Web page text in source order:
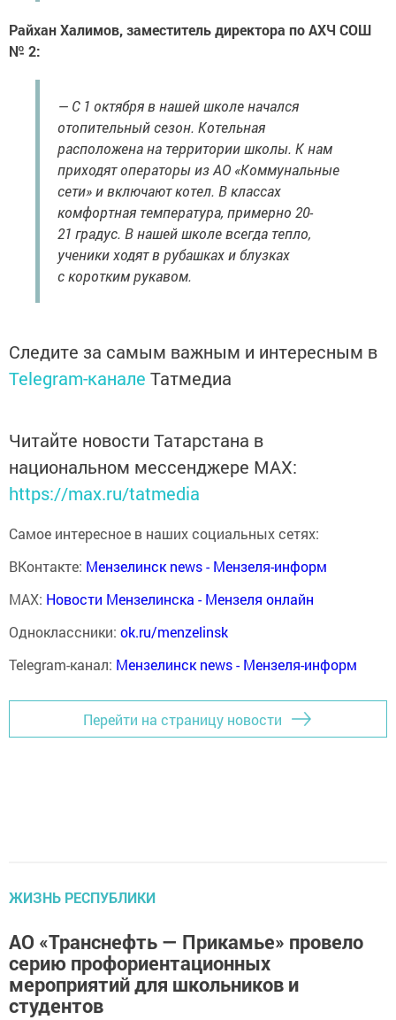
Райхан Халимов, заместитель директора по АХЧ СОШ
№ 2:
— С 1 октября в нашей школе начался
отопительный сезон. Котельная
расположена на территории школы. К нам
приходят операторы из АО «Коммунальные
сети» и включают котел. В классах
комфортная температура, примерно 20-
21 градус. В нашей школе всегда тепло,
ученики ходят в рубашках и блузках
с коротким рукавом.
Следите за самым важным и интересным в
Telegram-канале Татмедиа
Читайте новости Татарстана в
национальном мессенджере MАХ:
https://max.ru/tatmedia
Самое интересное в наших социальных сетях:
ВКонтакте: Мензелинск news - Мензеля-информ
MAX: Новости Мензелинска - Мензеля онлайн
Одноклассники: ok.ru/menzelinsk
Telegram-канал: Мензелинск news - Мензеля-информ
Перейти на страницу новости
ЖИЗНЬ РЕСПУБЛИКИ
АО «Транснефть — Прикамье» провело
серию профориентационных
мероприятий для школьников и
студентов